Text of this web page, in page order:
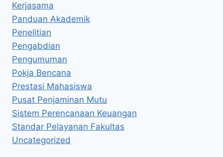
Kerjasama
Panduan Akademik
Penelitian
Pengabdian
Pengumuman
Pokja Bencana
Prestasi Mahasiswa
Pusat Penjaminan Mutu
Sistem Perencanaan Keuangan
Standar Pelayanan Fakultas
Uncategorized